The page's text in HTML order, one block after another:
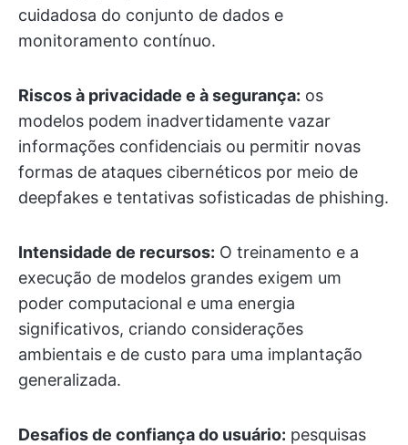
cuidadosa do conjunto de dados e
monitoramento contínuo.
Riscos à privacidade e à segurança: os
modelos podem inadvertidamente vazar
informações confidenciais ou permitir novas
formas de ataques cibernéticos por meio de
deepfakes e tentativas sofisticadas de phishing.
Intensidade de recursos: O treinamento e a
execução de modelos grandes exigem um
poder computacional e uma energia
significativos, criando considerações
ambientais e de custo para uma implantação
generalizada.
Desafios de confiança do usuário: pesquisas